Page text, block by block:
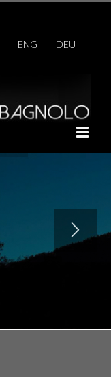
ENG DEU